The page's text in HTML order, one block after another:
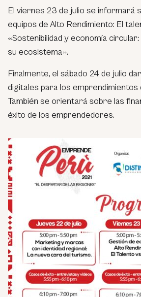
El viernes 23 de julio se informará
equipos de Alto Rendimiento: El
«Sostenibilidad y economía
su ecosistema».
Finalmente, el sábado 24 de julio
digitales para los emprendimientos
También se orientará sobre las
éxito de los emprendedores.